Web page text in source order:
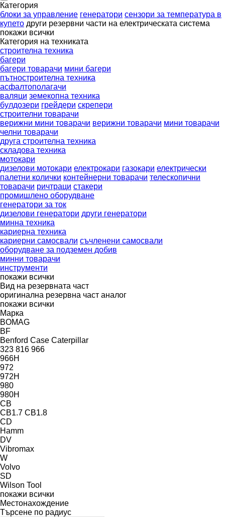
Категория
блоки за управление генератори сензори за температура в
купето други резервни части на електрическата система
покажи всички
Категория на техниката
строителна техника
багери
багери товарачи мини багери
пътностроителна техника
асфалтополагачи
валяци земекопна техника
булдозери грейдери скрепери
строителни товарачи
верижни мини товарачи верижни товарачи мини товарачи
челни товарачи
друга строителна техника
складова техника
мотокари
дизелови мотокари електрокари газокари електрически
палетни колички контейнерни товарачи телескопични
товарачи ричтраци стакери
промишлено оборудване
генератори за ток
дизелови генератори други генератори
минна техника
кариерна техника
кариерни самосвали съчленени самосвали
оборудване за подземен добив
минни товарачи
инструменти
покажи всички
Вид на резервната част
оригинална резервна част аналог
покажи всички
Марка
BOMAG
BF
Benford Case Caterpillar
323 816 966
966H
972
972H
980
980H
CB
CB1.7 CB1.8
CD
Hamm
DV
Vibromax
W
Volvo
SD
Wilson Tool
покажи всички
Местонахождение
Търсене по радиус